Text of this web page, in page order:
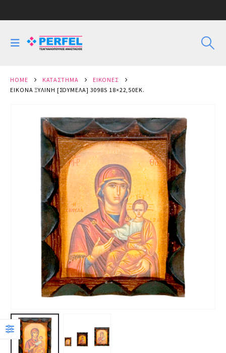
HOME ΚΑΤΆΣΤΗΜΑ
ΕΙΚΌΝΕΣ
ΕΙΚΌΝΑ ΞΎΛΙΝΗ [ΣΟΥΜΕΛΆ] 3098S 18×22,50ΕΚ.